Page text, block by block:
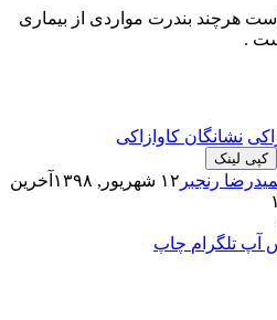
هرچند بندرت مواردی از بیماری
.
نشانگان کاوازاکی
کپی لینک
رنجبر ۱۲ شهریور, ۱۳۹۸
آخرین
آپ تلگرام چاپ